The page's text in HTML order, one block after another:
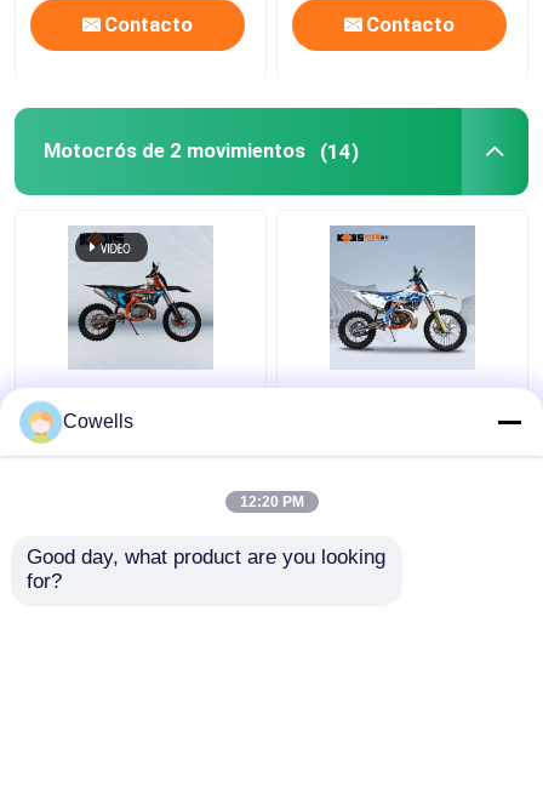
Contacto Contacto
Motocrós de 2 movimientos (14)
Bici refrigerada por
agua de la suciedad del
solo cilindro
motocicleta MT250 del
de la suciedad
120KM/H
Cowells
12:20 PM
Good day, what product are you looking
for?